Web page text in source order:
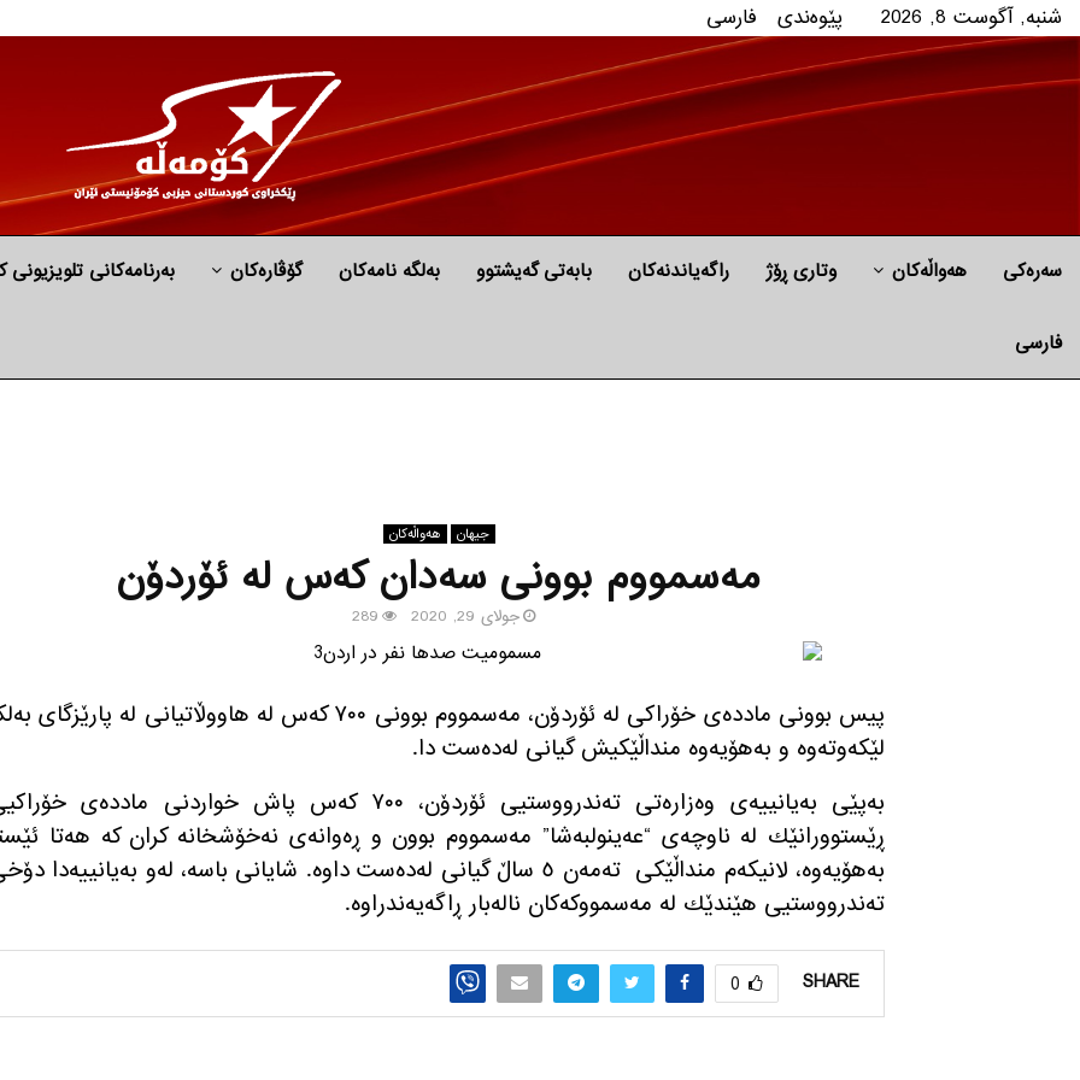
شنبه, آگوست 8, 2026 پێوه‌ندی فارسی
سەرەکی هه‌واڵه‌کان وتاری ڕۆژ راگه‌یاندنه‌كان بابه‌تی گه‌یشتوو به‌لگه‌ نامه‌كان گۆڤارەکان بەرنامەکانی تلویزیونی
فارسی
جیهان هه‌واڵه‌کان
مه‌سمووم بوونی سه‌دان كه‌س له‌ ئۆردۆن
جولای 29, 2020 289
پیس بوونی مادده‌ی خۆراكی له‌ ئۆردۆن، مه‌سمووم بوونی ٧٠٠ كه‌س له‌ هاووڵاتیانی له‌ پارێزگای
لێكه‌وته‌وه‌ و به‌هۆیه‌وه‌ منداڵێكیش گیانی له‌ده‌ست دا.
به‌پێی به‌یانییه‌ی وه‌زاره‌تی ته‌ندرووستیی ئۆردۆن، ٧٠٠ كه‌س پاش خواردنی مادده‌ی
ڕێستوورانێك له‌ ناوچه‌ی “عه‌ینولبه‌شا” مه‌سمووم بوون و ڕه‌وانه‌ی نه‌خۆشخانه‌ كران كه‌ هه‌تا
به‌هۆیه‌وه‌، لانیكه‌م منداڵێكی
ته‌مه‌ن ٥ ساڵ گیانی له‌ده‌ست داوه‌. شایانی باسه‌، له‌و به‌یانییه‌دا
ته‌ندرووستیی هێندێك له‌ مه‌سمووكه‌كان ناله‌بار ڕاگه‌یه‌ندراوه‌.
SHARE
0